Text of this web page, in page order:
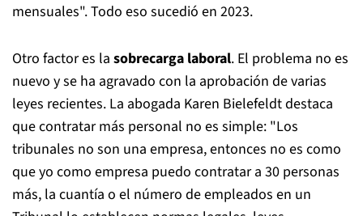
mensuales". Todo eso sucedió en 2023.
Otro factor es la sobrecarga laboral. El problema no es
nuevo y se ha agravado con la aprobación de varias
leyes recientes. La abogada Karen Bielefeldt destaca
que contratar más personal no es simple: "Los
tribunales no son una empresa, entonces no es como
que yo como empresa puedo contratar a 30 personas
más, la cuantía o el número de empleados en un